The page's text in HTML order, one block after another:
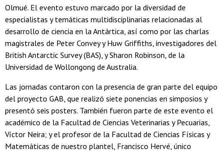
Olmué. El evento estuvo marcado por la diversidad de
especialistas y temáticas multidisciplinarias relacionadas al
desarrollo de ciencia en la Antártica, así como por las charlas
magistrales de Peter Convey y Huw Griffiths, investigadores del
British Antarctic Survey (BAS), y Sharon Robinson, de la
Universidad de Wollongong de Australia.
Las jornadas contaron con la presencia de gran parte del equipo
del proyecto GAB, que realizó siete ponencias en simposios y
presentó seis posters. También fueron parte de este evento el
académico de la Facultad de Ciencias Veterinarias y Pecuarias,
Víctor Neira; y el profesor de la Facultad de Ciencias Físicas y
Matemáticas de nuestro plantel, Francisco Hervé, único